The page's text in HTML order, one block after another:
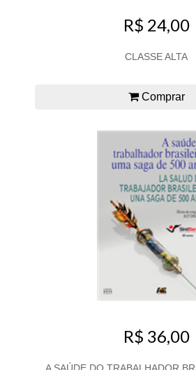
R$ 24,00
CLASSE ALTA
Comprar
R$ 36,00